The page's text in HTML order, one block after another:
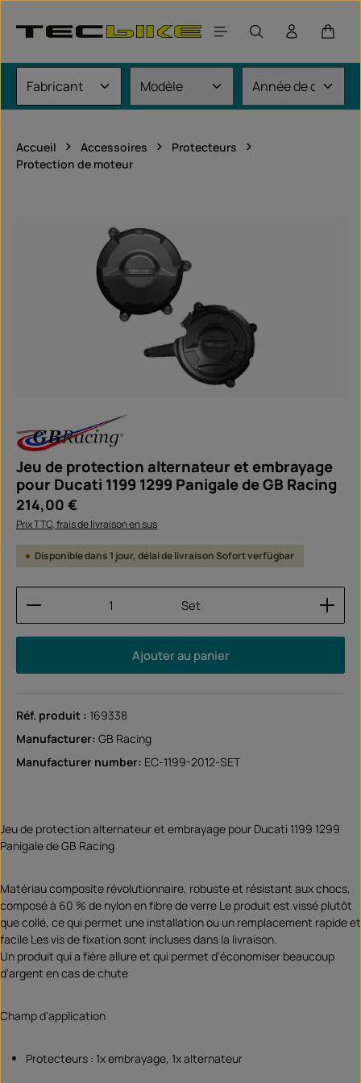
Le
Accueil Accessoires
Protecteurs
Protection de moteur
Ignorer la galerie d'images
Jeu de protection alternateur et embrayage
pour Ducati 1199 1299 Panigale de GB Racing
Prix régulier :
214,00 €
Prix TTC, frais de livraison en sus
Disponible dans 1 jour, délai de livraison Sofort verfügbar
Quantité de produit : Entrez la quantité
Set
Ajouter au panier
Réf. produit : 169338
Manufacturer: GB Racing
Manufacturer number: EC-1199-2012-SET
Jeu de protection alternateur et embrayage pour Ducati 1199 1299
Panigale de GB Racing
Matériau composite révolutionnaire, robuste et résistant aux chocs,
composé à 60 % de nylon en fibre de verre Le produit est vissé plutôt
que collé, ce qui permet une installation ou un remplacement rapide et
facile Les vis de fixation sont incluses dans la livraison.
Un produit qui a fière allure et qui permet d'économiser beaucoup
d'argent en cas de chute
Champ d'application
Protecteurs : 1x embrayage, 1x alternateur